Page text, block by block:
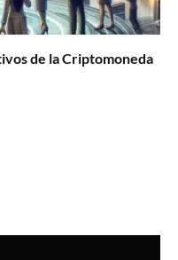
de la Criptomoneda